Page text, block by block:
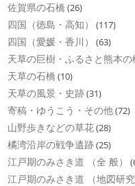
佐賀県の石橋 (26)
四国（徳島・高知） (117)
四国（愛媛・香川） (63)
天草の巨樹・ふるさと熊本の
天草の石橋 (10)
天草の風景・史跡(31)
寄稿・ゆうこう・その他(72)
山野歩きなどの草花(28)
橘湾沿岸の戦争遺跡(25)
江戸期のみさき道 （全 般）
江戸期のみさき道 （地図研究